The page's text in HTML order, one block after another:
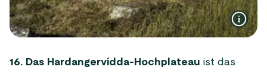
16. Das Hardangervidda-Hochplateau ist das